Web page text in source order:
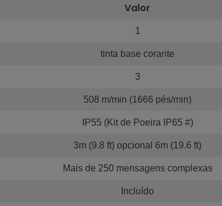
Valor
1
tinta base corante
3
508 m/min (1666 pés/min)
IP55 (Kit de Poeira IP65 #)
3m (9.8 ft) opcional 6m (19.6 ft)
Mais de 250 mensagens complexas
Incluído